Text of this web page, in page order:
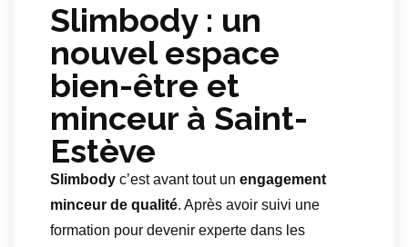
Slimbody : un
nouvel espace
bien-être et
minceur à Saint-
Estève
Slimbody c’est avant tout un engagement
minceur de qualité. Après avoir suivi une
formation pour devenir experte dans les